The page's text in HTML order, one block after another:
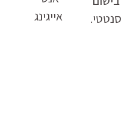
אייגינג
סנטטי.